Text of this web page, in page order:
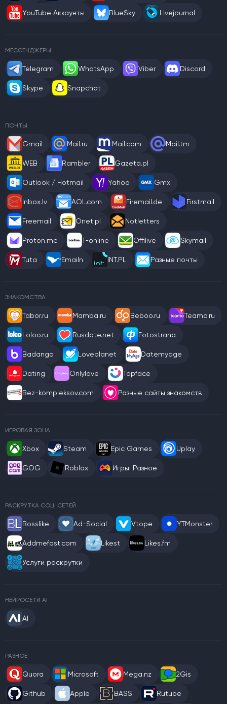
YouTube Аккаунты BlueSky Livejournal
МЕССЕНДЖЕРЫ
Telegram WhatsApp Viber Discord
Skype Snapchat
ПОЧТЫ
Gmail Mail.ru Mail.com Mail.tm
WEB Rambler Gazeta.pl
Outlook / Hotmail Yahoo Gmx
Inbox.lv AOL.com Firemail.de Firstmail
Freemail Onet.pl Notletters
Proton.me T-online Offilive Skymail
Tuta Emailn INT.PL Разные почты
ЗНАКОМСТВА
Tabor.ru Mamba.ru Beboo.ru Teamo.ru
Loloo.ru Rusdate.net Fotostrana
Badanga Loveplanet Datemyage
Dating Onlylove Topface
Bez-kompleksov.com Разные сайты знакомств
ИГРОВАЯ ЗОНА
Xbox Steam Epic Games Uplay
GOG Roblox Игры: Разное
РАСКРУТКА СОЦ. СЕТЕЙ
Bosslike Ad-Social Vtope YTMonster
Addmefast.com Likest Likes.fm
Услуги раскрутки
НЕЙРОСЕТИ AI
AI
РАЗНОЕ
Quora Microsoft Mega.nz 2Gis
Github Apple BASS Rutube